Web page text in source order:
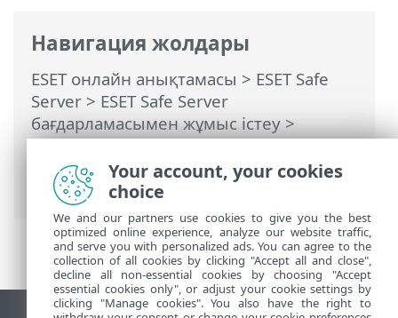
Навигация жолдары
ESET онлайн анықтамасы > ESET Safe
Server > ESET Safe Server
бағдарламасымен жұмыс істеу>
Құралдар>Жоспарлағыш> Диалог
терезелері - Жоспарлағыш > Тапсырма
уақыты - Бір рет
Your account, your cookies
choice
We and our partners use cookies to give you the best
optimized online experience, analyze our website traffic,
and serve you with personalized ads. You can agree to the
collection of all cookies by clicking "Accept all and close",
decline all non-essential cookies by choosing "Accept
essential cookies only", or adjust your cookie settings by
clicking "Manage cookies". You also have the right to